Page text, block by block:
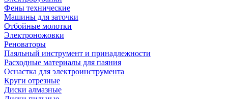
Фены технические
Машины для заточки
Отбойные молотки
Электроножовки
Реноваторы
Паяльный инструмент и принадлежности
Расходные материалы для паяния
Оснастка для электроинструмента
Круги отрезные
Диски алмазные